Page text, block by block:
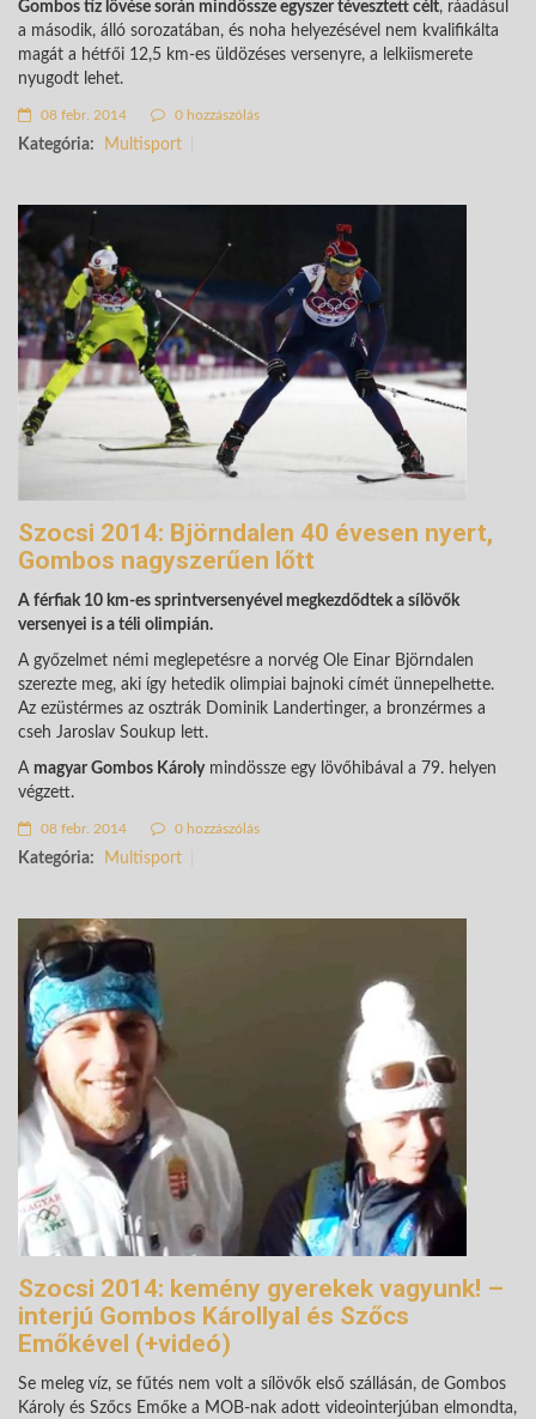
Gombos tíz lövése során mindössze egyszer tévesztett célt, ráadásul
a második, álló sorozatában, és noha helyezésével nem kvalifikálta
magát a hétfői 12,5 km-es üldözéses versenyre, a lelkiismerete
nyugodt lehet.
08 febr. 2014 0 hozzászólás
Kategória: Multisport
Szocsi 2014: Björndalen 40 évesen nyert,
Gombos nagyszerűen lőtt
A férfiak 10 km-es sprintversenyével megkezdődtek a sílövők
versenyei is a téli olimpián.
A győzelmet némi meglepetésre a norvég Ole Einar Björndalen
szerezte meg, aki így hetedik olimpiai bajnoki címét ünnepelhette.
Az ezüstérmes az osztrák Dominik Landertinger, a bronzérmes a
cseh Jaroslav Soukup lett.
A magyar Gombos Károlymindössze egy lövőhibával a 79. helyen
végzett.
08 febr. 2014 0 hozzászólás
Kategória: Multisport
Szocsi 2014: kemény gyerekek vagyunk! –
interjú Gombos Károllyal és Szőcs
Emőkével (+videó)
Se meleg víz, se fűtés nem volt a sílövők első szállásán, de Gombos
Károly és Szőcs Emőke a MOB-nak adott videointerjúban elmondta,